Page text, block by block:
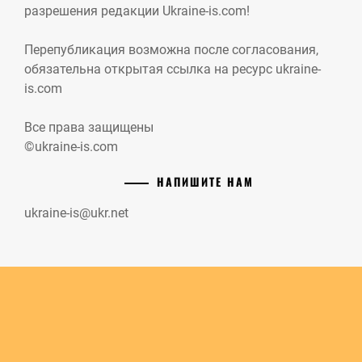
разрешения редакции Ukraine-is.com!
Перепубликация возможна после согласования,
обязательна открытая ссылка на ресурс ukraine-
is.com
Все права защищены
©ukraine-is.com
НАПИШИТЕ НАМ
ukraine-is@ukr.net